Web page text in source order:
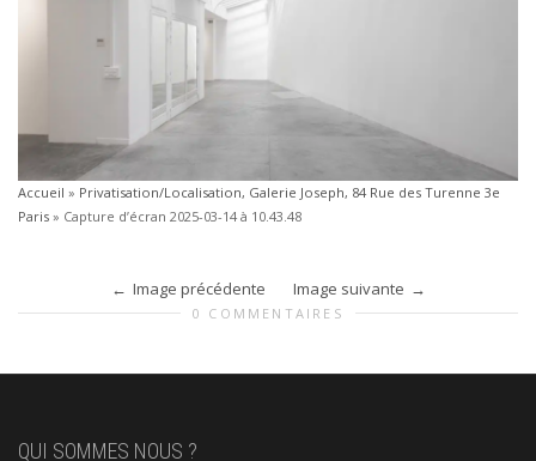
Accueil » Privatisation/Localisation, Galerie Joseph, 84 Rue des Turenne 3e
Paris » Capture d’écran 2025-03-14 à 10.43.48
Image précédente Image suivante
0 COMMENTAIRES
QUI SOMMES NOUS ?